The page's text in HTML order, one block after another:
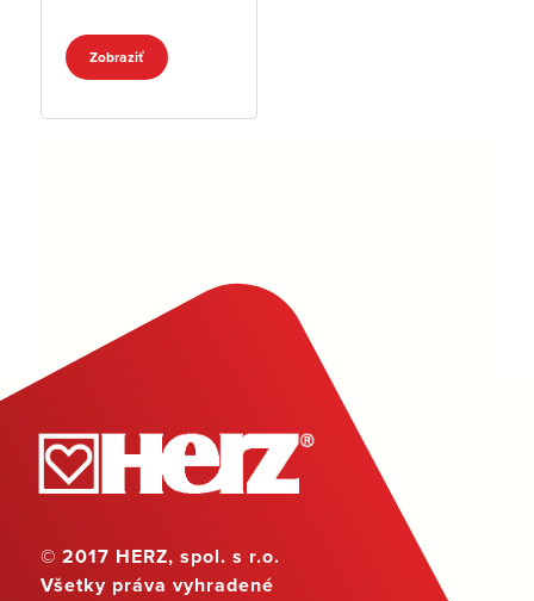
Zobraziť
© 2017 HERZ, spol. s r.o.
Všetky práva vyhradené